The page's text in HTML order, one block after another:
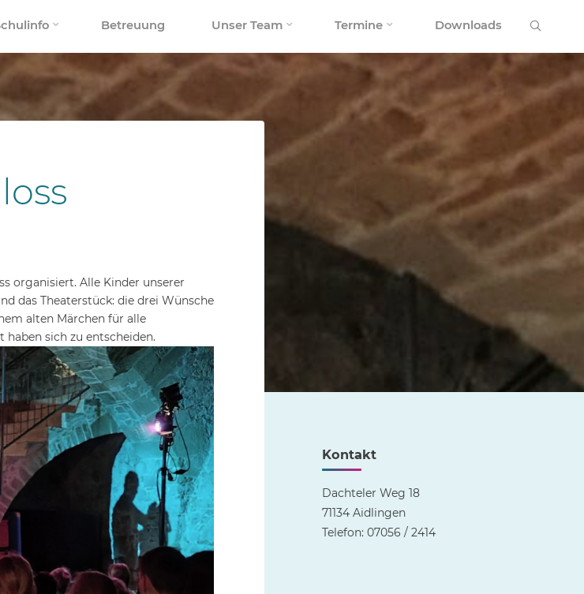
Betreuung Unser Team Termine Downloads
organisiert. Alle Kinder unserer
das Theaterstück: die drei Wünsche
alten Märchen für alle
sich zu entscheiden.
Kontakt
Dachteler Weg 18
71134 Aidlingen
Telefon: 07056 / 2414